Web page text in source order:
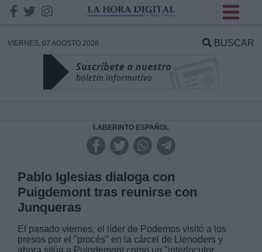
VIERNES, 07 AGOSTO 2026 BUSCAR
LABERINTO ESPAÑOL
Pablo Iglesias dialoga con
Puigdemont tras reunirse con
Junqueras
El pasado viernes, el líder de Podemos visitó a los
presos por el "procés" en la cárcel de Llenoders y
ahora sitúa a Puigdemont como un "interlocutor
DATOS
Responsable:
Legitimación:
Destinatarios: